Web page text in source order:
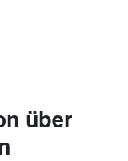
über